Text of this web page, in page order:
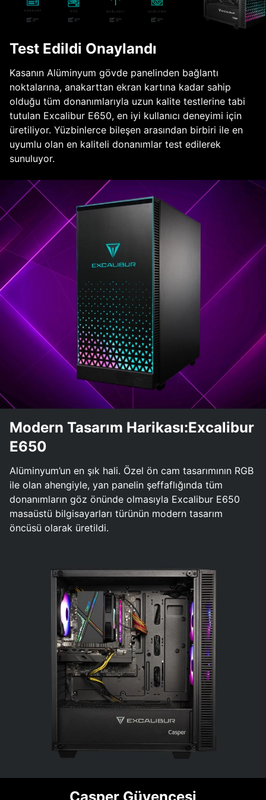
Test Edildi Onaylandı
Kasanın Alüminyum gövde panelinden bağlantı
noktalarına, anakarttan ekran kartına kadar sahip
olduğu tüm donanımlarıyla uzun kalite testlerine tabi
tutulan Excalibur E650, en iyi kullanıcı deneyimi için
üretiliyor. Yüzbinlerce bileşen arasından birbiri ile en
uyumlu olan en kaliteli donanımlar test edilerek
sunuluyor.
Modern Tasarım Harikası:Excalibur
E650
Alüminyum’un en şık hali. Özel ön cam tasarımının RGB
ile olan ahengiyle, yan panelin şeffaflığında tüm
donanımların göz önünde olmasıyla Excalibur E650
masaüstü bilgisayarları türünün modern tasarım
öncüsü olarak üretildi.